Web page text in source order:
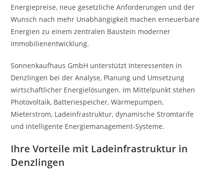
Energiepreise, neue gesetzliche Anforderungen und der
Wunsch nach mehr Unabhängigkeit machen erneuerbare
Energien zu einem zentralen Baustein moderner
Immobilienentwicklung.
Sonnenkaufhaus GmbH unterstützt Interessenten in
Denzlingen bei der Analyse, Planung und Umsetzung
wirtschaftlicher Energielösungen. Im Mittelpunkt stehen
Photovoltaik, Batteriespeicher, Wärmepumpen,
Mieterstrom, Ladeinfrastruktur, dynamische Stromtarife
und intelligente Energiemanagement-Systeme.
Ihre Vorteile mit Ladeinfrastruktur in
Denzlingen